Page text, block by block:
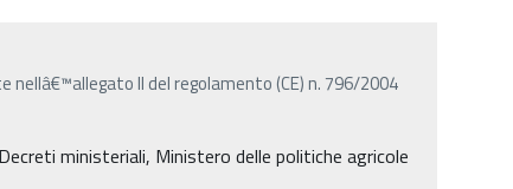
II del regolamento (CE) n. 796/2004
ministeriali, Ministero delle politiche agricole